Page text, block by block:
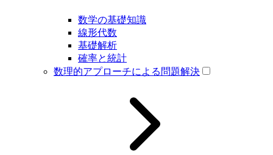
数学の基礎知識
線形代数
基礎解析
確率と統計
数理的アプローチによる問題解決